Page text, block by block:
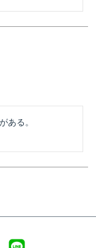
ある。